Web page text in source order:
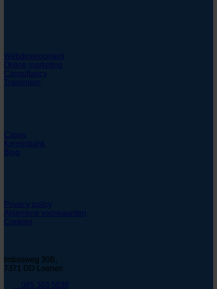
Webdevelopment
Online marketing
Consultancy
Trainingen
Cases
Kennisbank
Blog
Privacy policy
Algemene voorwaarden
Cookies
Imbosweg 30B,
7371 DD Loenen
085 303 5838